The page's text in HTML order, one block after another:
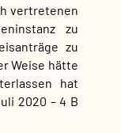
vertretenen
zu
zu
Weise hätte
hat
2020 – 4 B